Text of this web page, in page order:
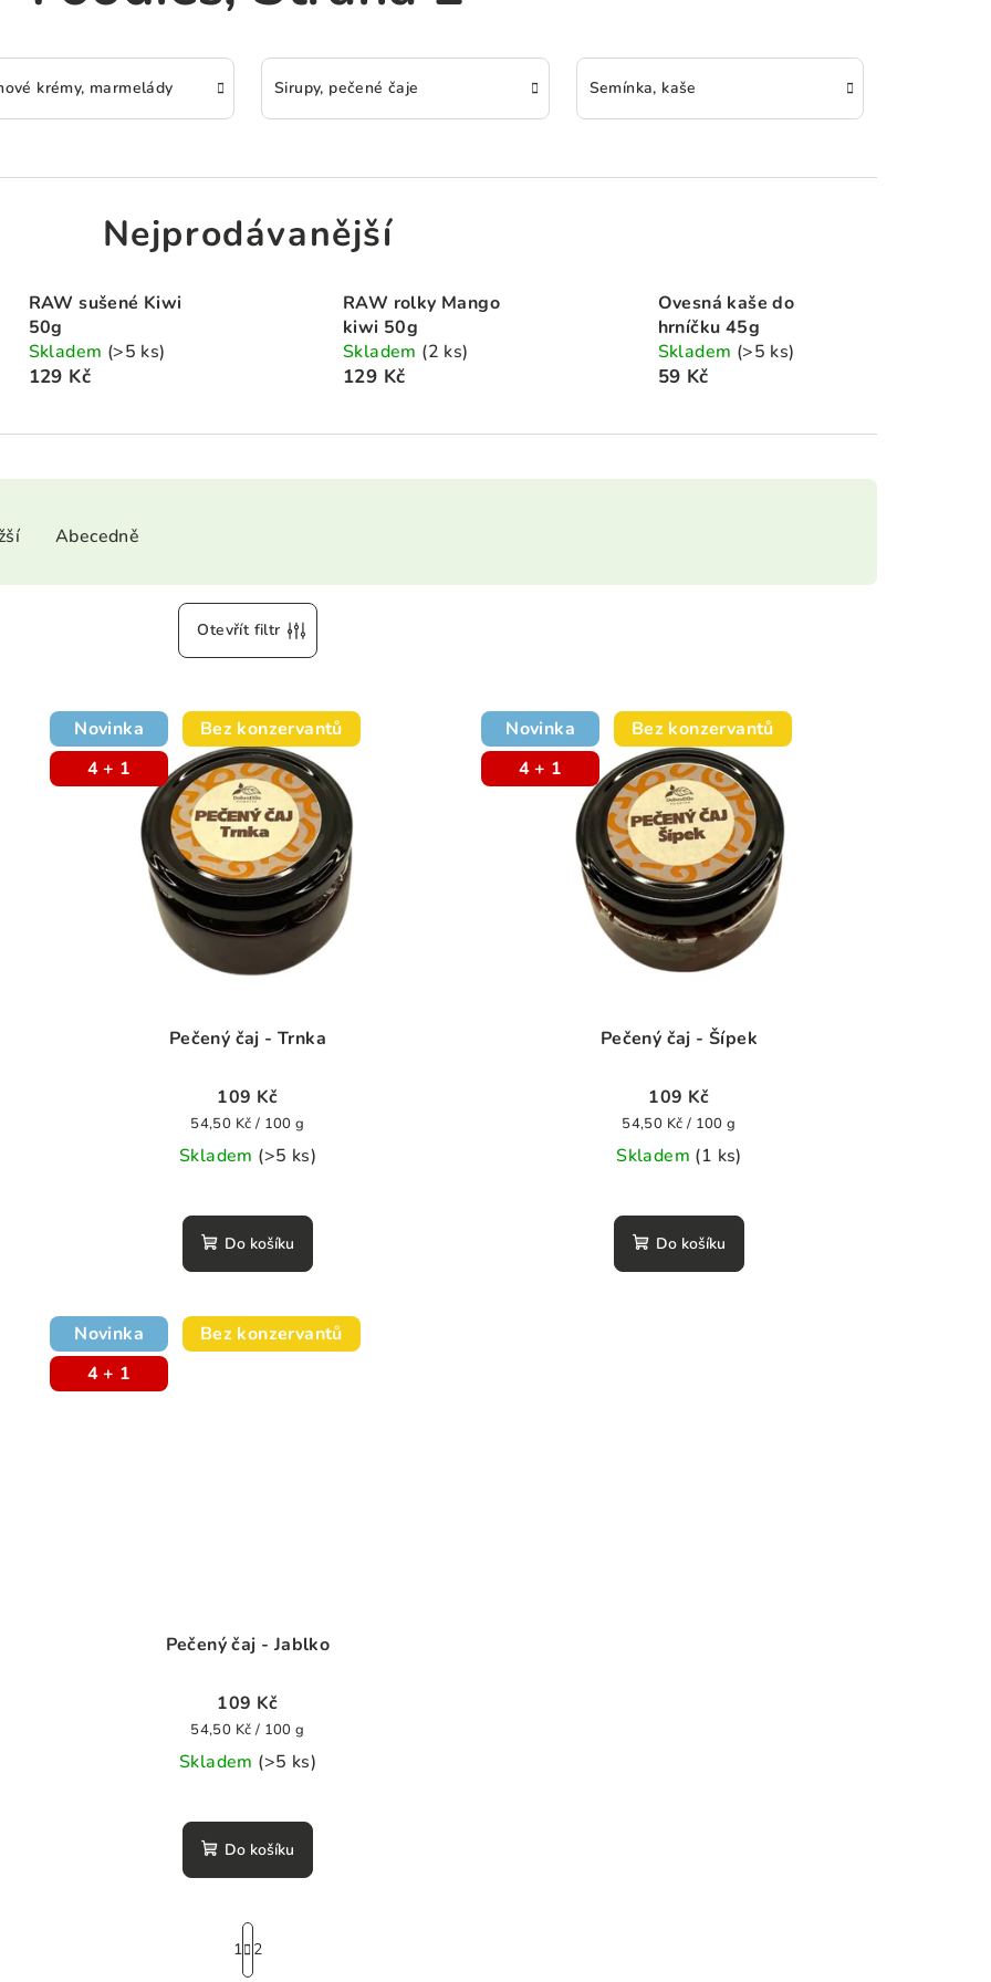
krémy, marmelády Sirupy, pečené čaje Semínka, kaše
Nejprodávanější
RAW sušené Kiwi
50g
Skladem (>5 ks)
129 Kč
RAW rolky Mango
kiwi 50g
Skladem (2 ks)
129 Kč
Ovesná kaše do
hrníčku 45g
Skladem (>5 ks)
59 Kč
Abecedně
Otevřít filtr
Novinka
Bez konzervantů
4 + 1
Pečený čaj - Trnka
109 Kč
Měrná
cena:
54,50 Kč / 100 g
Skladem (>5 ks)
Do košíku
Novinka
Bez konzervantů
4 + 1
Pečený čaj - Šípek
109 Kč
Měrná
cena:
54,50 Kč / 100 g
Skladem (1 ks)
Do košíku
Novinka
Bez konzervantů
4 + 1
Pečený čaj - Jablko
109 Kč
Měrná
cena:
54,50 Kč / 100 g
Skladem (>5 ks)
Do košíku
S
t
1 2